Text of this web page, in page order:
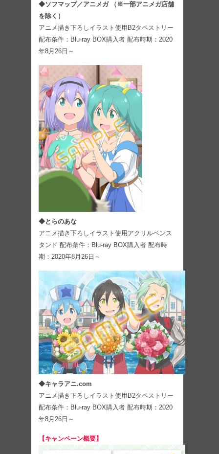
◆ソフマップ／アニメガ （※一部アニメガ店舗
を除く）
アニメ描き下ろしイラスト使用B2タペストリー
配布条件：Blu-ray BOX購入者 配布時期：2020
年8月26日～
◆とらのあな
アニメ描き下ろしイラスト使用アクリルペンス
タンド 配布条件：Blu-ray BOX購入者 配布時
期：2020年8月26日～
◆キャラアニ.com
アニメ描き下ろしイラスト使用B2タペストリー
配布条件：Blu-ray BOX購入者 配布時期：2020
年8月26日～
【キャンペーン概要】